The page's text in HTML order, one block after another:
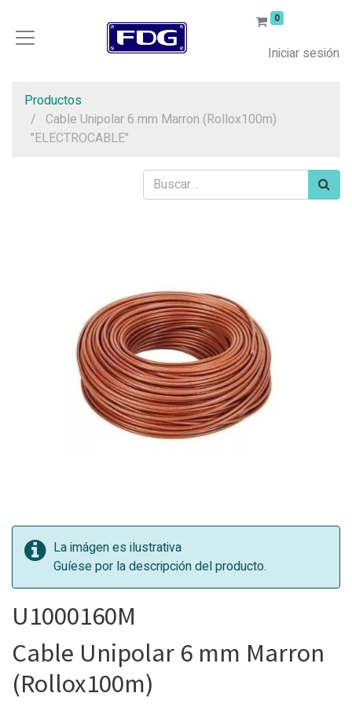
0
Iniciar sesión
Productos
Cable Unipolar 6 mm Marron (Rollox100m)
"ELECTROCABLE"
La imágen es ilustrativa
Guíese por la descripción del producto.
U1000160M
Cable Unipolar 6 mm Marron
(Rollox100m)